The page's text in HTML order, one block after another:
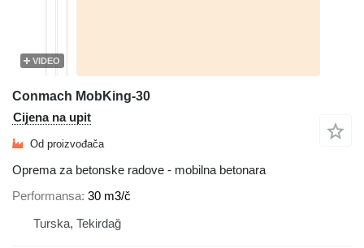
VIDEO
Conmach MobKing-30
Cijena na upit
Od proizvođača
Oprema za betonske radove - mobilna betonara
Performansa 30 m3/č
Turska, Tekirdağ